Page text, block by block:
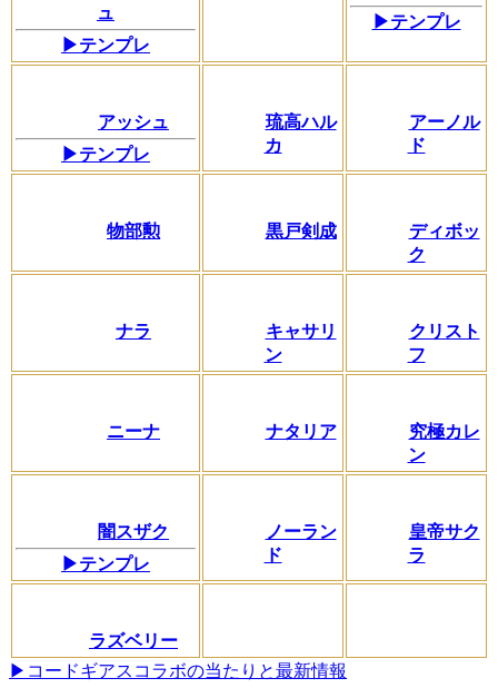
ュ
▶テンプレ
▶テンプレ
アッシュ
▶テンプレ
琉高ハル
カ
アーノル
ド
物部勲 黒戸剣成
ディボッ
ク
ナラ
キャサリ
ン
クリスト
フ
ニーナ ナタリア
究極カレ
ン
闇スザク
▶テンプレ
ノーラン
ド
皇帝サク
ラ
ラズベリー
▶コードギアスコラボの当たりと最新情報